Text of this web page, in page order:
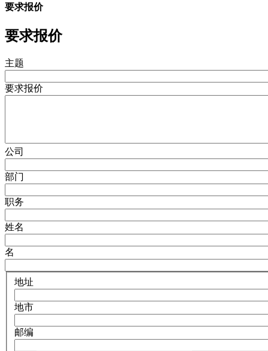
要求报价
要求报价
主题
要求报价
公司
部门
职务
姓名
名
地址
地市
邮编